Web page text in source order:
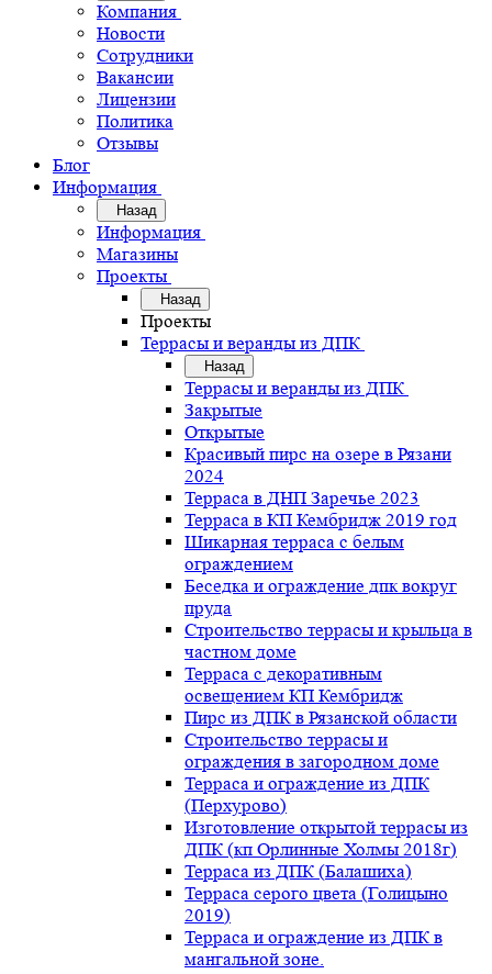
Компания
Новости
Сотрудники
Вакансии
Лицензии
Политика
Отзывы
Блог
Информация
Назад
Информация
Магазины
Проекты
Назад
Проекты
Террасы и веранды из ДПК
Назад
Террасы и веранды из ДПК
Закрытые
Открытые
Красивый пирс на озере в Рязани
2024
Терраса в ДНП Заречье 2023
Терраса в КП Кембридж 2019 год
Шикарная терраса с белым
ограждением
Беседка и ограждение дпк вокруг
пруда
Строительство террасы и крыльца в
частном доме
Терраса с декоративным
освещением КП Кембридж
Пирс из ДПК в Рязанской области
Строительство террасы и
ограждения в загородном доме
Терраса и ограждение из ДПК
(Перхурово)
Изготовление открытой террасы из
ДПК (кп Орлинные Холмы 2018г)
Терраса из ДПК (Балашиха)
Терраса серого цвета (Голицыно
2019)
Терраса и ограждение из ДПК в
мангальной зоне.